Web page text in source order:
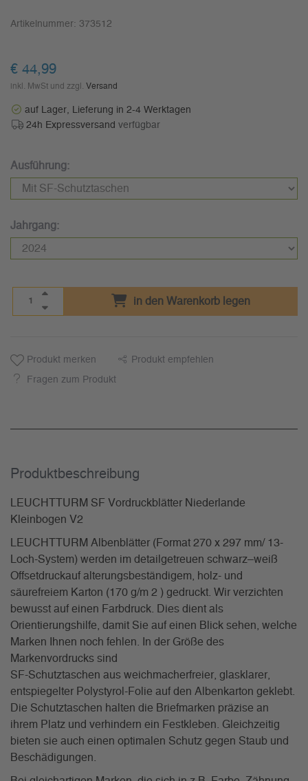
Artikelnummer: 373512
€ 44,99
inkl. MwSt und zzgl. Versand
auf Lager, Lieferung in 2-4 Werktagen
24h Expressversand verfügbar
Ausführung:
Jahrgang:
in den Warenkorb legen
Produkt merken Produkt empfehlen
Fragen zum Produkt
Produkt­beschreibung
LEUCHTTURM SF Vordruckblätter Niederlande
Kleinbogen V2
LEUCHTTURM Albenblätter (Format 270 x 297 mm/ 13-
Loch-System) werden im detailgetreuen schwarz–weiß
Offsetdruckauf alterungsbeständigem, holz- und
säurefreiem Karton (170 g/m 2 ) gedruckt. Wir verzichten
bewusst auf einen Farbdruck. Dies dient als
Orientierungshilfe, damit Sie auf einen Blick sehen, welche
Marken Ihnen noch fehlen. In der Größe des
Markenvordrucks sind
SF-Schutztaschen aus weichmacherfreier, glasklarer,
entspiegelter Polystyrol-Folie auf den Albenkarton geklebt.
Die Schutztaschen halten die Briefmarken präzise an
ihrem Platz und verhindern ein Festkleben. Gleichzeitig
bieten sie auch einen optimalen Schutz gegen Staub und
Beschädigungen.